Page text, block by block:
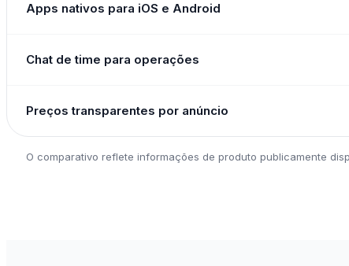
Apps nativos para iOS e Android
Chat de time para operações
Preços transparentes por anúncio
O comparativo reflete informações de produto publicamente